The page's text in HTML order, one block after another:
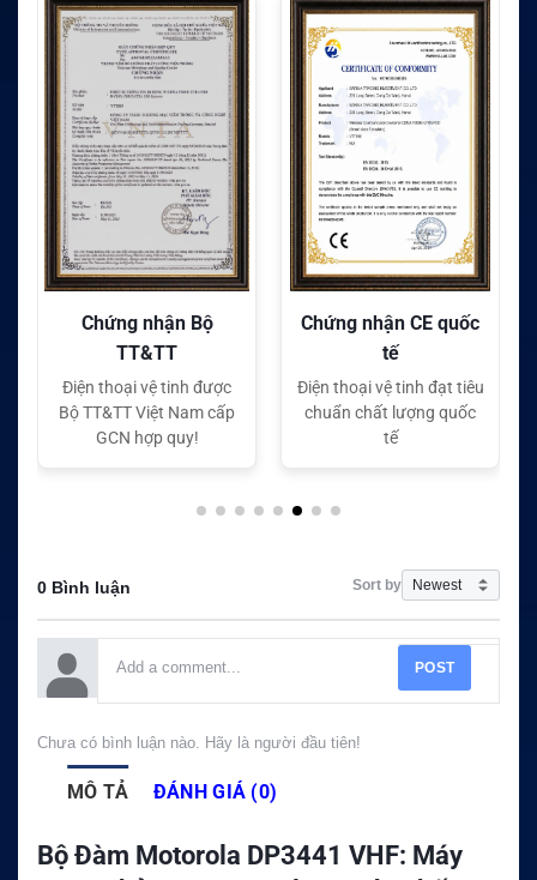
Chứng nhận CE quốc
tế
Điện thoại vệ tinh đạt tiêu
chuẩn chất lượng quốc
tế
Chứng nhận FC quốc
tế
Điện thoại vệ tinh đạt tiêu
chuẩn chất lượng quốc
tế
0 Bình luận Sort by
POST
Chưa có bình luận nào. Hãy là người đầu tiên!
MÔ TẢ ĐÁNH GIÁ (0)
Bộ Đàm Motorola DP3441 VHF: Máy